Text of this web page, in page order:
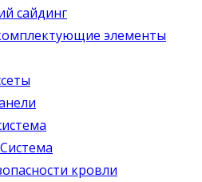
сайдинг
элементы
кровли